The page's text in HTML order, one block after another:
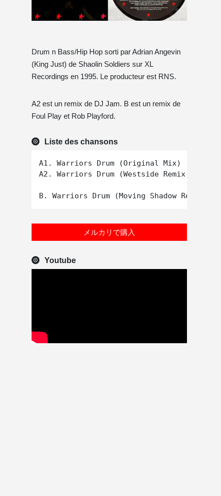
Drum n Bass/Hip Hop sorti par Adrian Angevin
(King Just) de Shaolin Soldiers sur XL
Recordings en 1995. Le producteur est RNS.
A2 est un remix de DJ Jam. B est un remix de
Foul Play et Rob Playford.
Liste des chansons
A1. Warriors Drum (Original Mix)
A2. Warriors Drum (Westside Remix)
メルカリで購入
Youtube